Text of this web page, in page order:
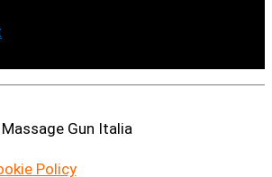
Massage Gun Italia
Policy